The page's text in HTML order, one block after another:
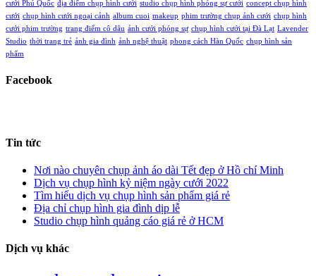
cưới Phú Quốc địa điểm chụp hình cưới studio chụp hình phóng sự cưới concept chụp hình
cưới chụp hình cưới ngoại cảnh album cuoi makeup phim trường chụp ảnh cưới chụp hình
cưới phim trường trang điểm cô dâu ảnh cưới phóng sự chụp hình cưới tại Đà Lạt Lavender
Studio thời trang trẻ ảnh gia đình ảnh nghệ thuật phong cách Hàn Quốc chụp hình sản
phẩm
Facebook
Tin tức
Nơi nào chuyên chụp ảnh áo dài Tết đẹp ở Hồ chí Minh
Dịch vụ chụp hình kỷ niệm ngày cưới 2022
Tìm hiểu dịch vụ chụp hình sản phẩm giá rẻ
Địa chỉ chụp hình gia đình dịp lễ
Studio chụp hình quảng cáo giá rẻ ở HCM
Dịch vụ khác